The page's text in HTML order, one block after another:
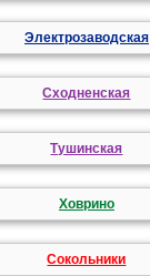
Электрозаводская
Сходненская
Тушинская
Ховрино
Сокольники